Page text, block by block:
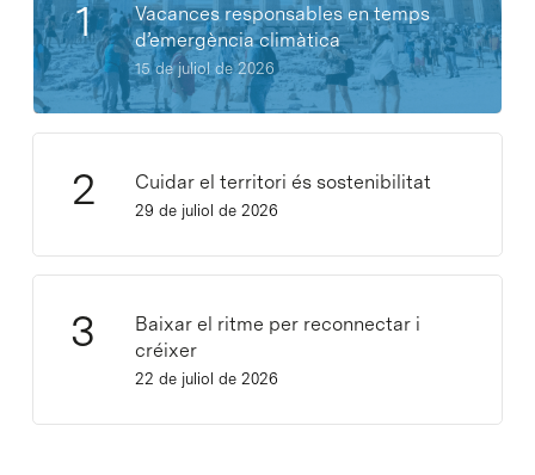
Vacances responsables en temps
d’emergència climàtica
15 de juliol de 2026
Cuidar el territori és sostenibilitat
29 de juliol de 2026
Baixar el ritme per reconnectar i
créixer
22 de juliol de 2026